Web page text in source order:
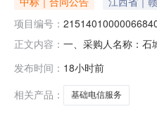
项目编号：
正文内容： 一、采购人名称：石
求或标的基本概况
发布时间： 18小时前
相关产品：
基础电信服务